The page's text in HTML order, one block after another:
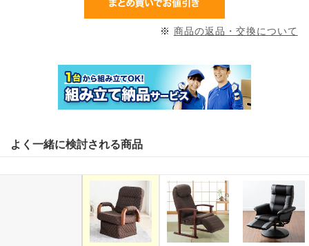
※ 商品の返品・交換について
よく一緒に検討される商品